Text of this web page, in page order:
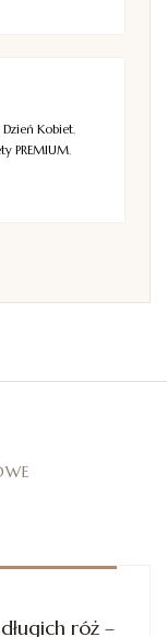
Kobiet,
PREMIUM,
róż –